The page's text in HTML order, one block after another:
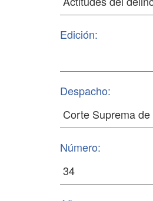
Edición:
Despacho:
Número: